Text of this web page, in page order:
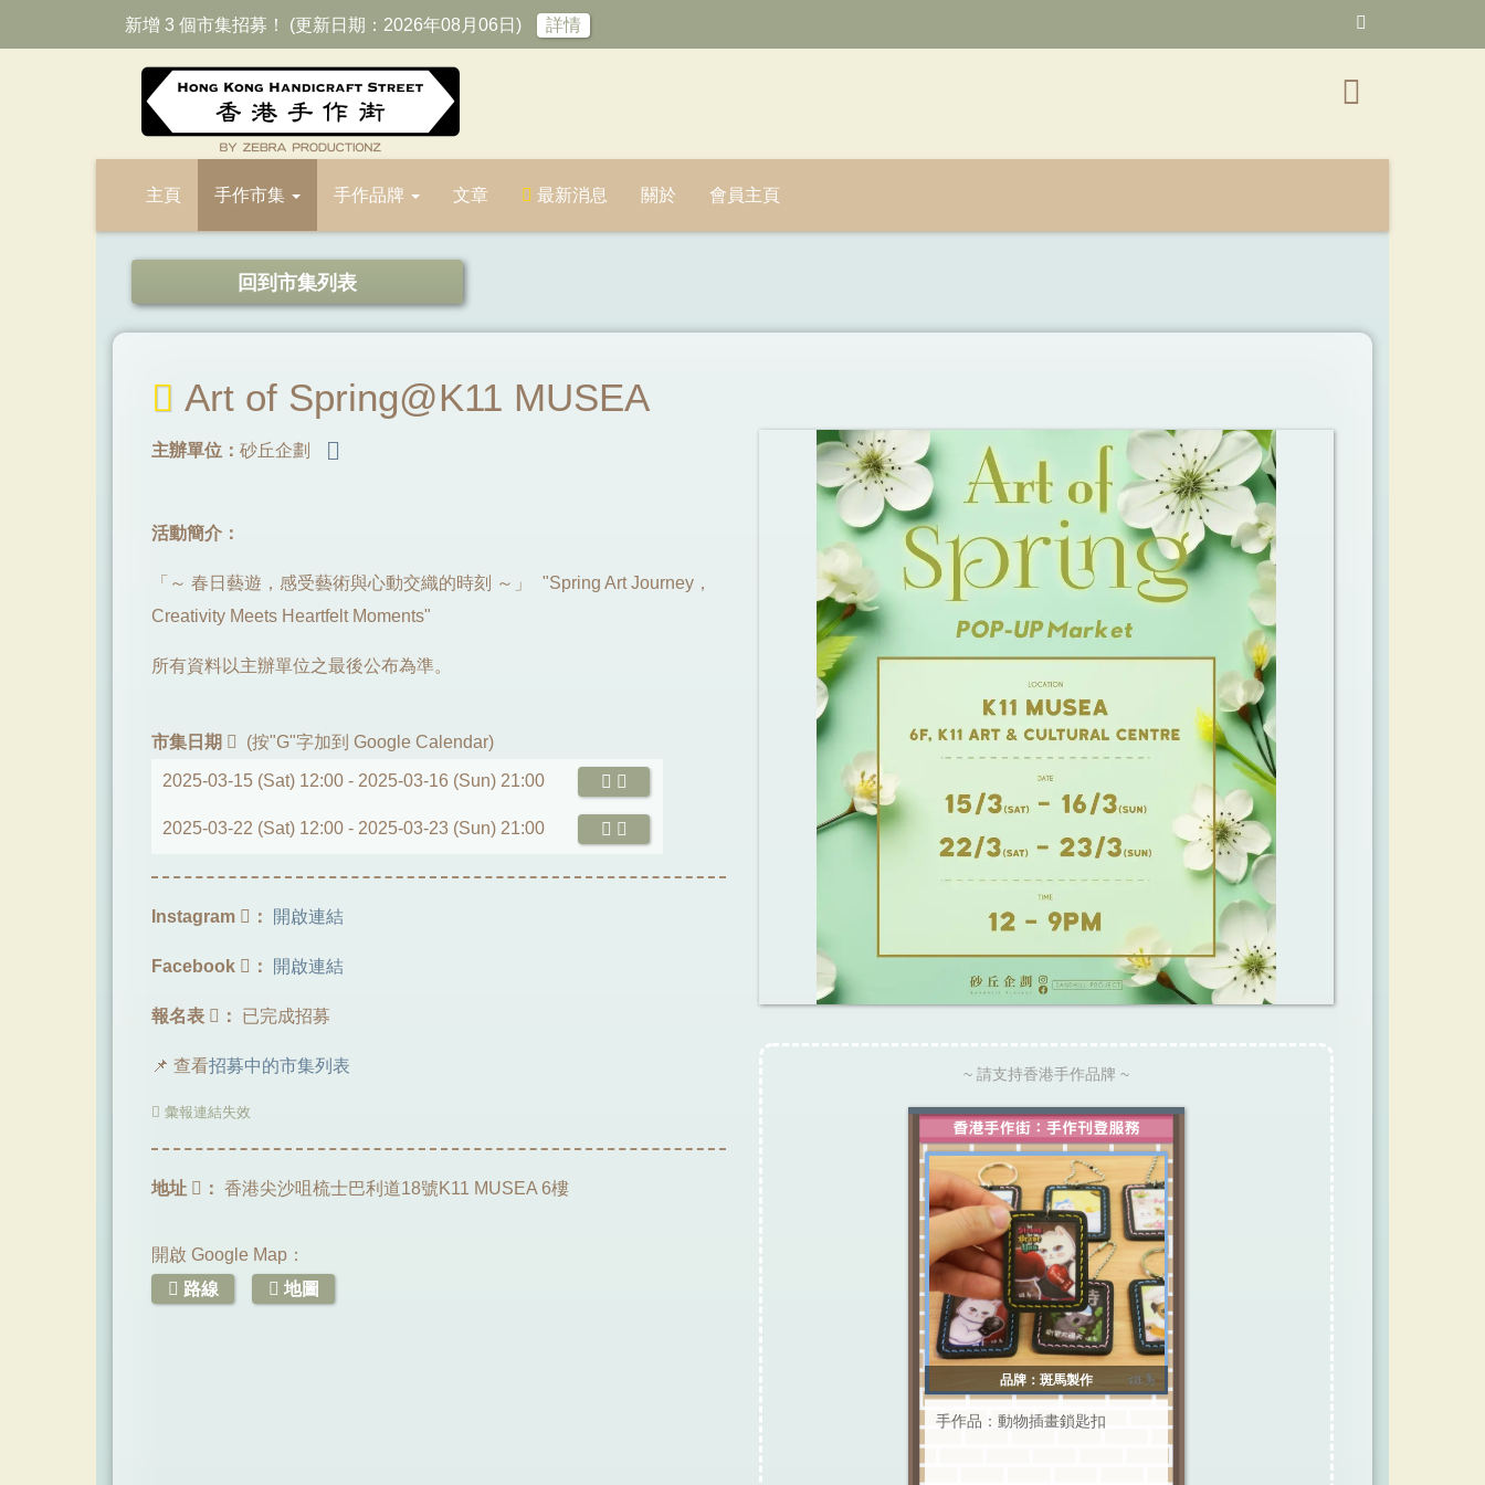
新增 3 個市集招募！ (更新日期：2026年08月06日) 詳情
主頁 手作市集 手作品牌 文章 最新消息 關於 會員主頁
回到市集列表
Art of Spring@K11 MUSEA
~ 請支持香港手作品牌 ~
品牌：斑馬製作
手作品：動物插畫鎖匙扣
主辦單位： 砂丘企劃
活動簡介：
「～ 春日藝遊，感受藝術與心動交織的時刻 ～」 "Spring Art Journey，
Creativity Meets Heartfelt Moments"
所有資料以主辦單位之最後公布為準。
市集日期 (按"G"字加到 Google Calendar)
2025-03-15 (Sat) 12:00 - 2025-03-16 (Sun) 21:00
2025-03-22 (Sat) 12:00 - 2025-03-23 (Sun) 21:00
Instagram ： 開啟連結
Facebook ： 開啟連結
報名表 ： 已完成招募
📌 查看招募中的市集列表
彙報連結失效
地址 ： 香港尖沙咀梳士巴利道18號K11 MUSEA 6樓
開啟 Google Map：
路線
地圖